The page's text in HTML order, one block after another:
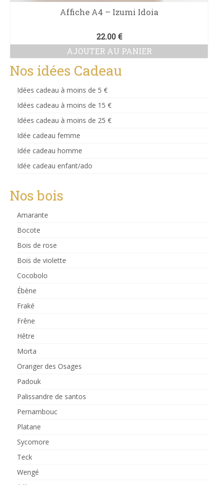
Affiche A4 – Izumi Idoia
22.00 €
AJOUTER AU PANIER
Nos idées Cadeau
Idées cadeau à moins de 5 €
Idées cadeau à moins de 15 €
Idées cadeau à moins de 25 €
Idée cadeau femme
Idée cadeau homme
Idée cadeau enfant/ado
Nos bois
Amarante
Bocote
Bois de rose
Bois de violette
Cocobolo
Ébène
Fraké
Frêne
Hêtre
Morta
Oranger des Osages
Padouk
Palissandre de santos
Pernambouc
Platane
Sycomore
Teck
Wengé